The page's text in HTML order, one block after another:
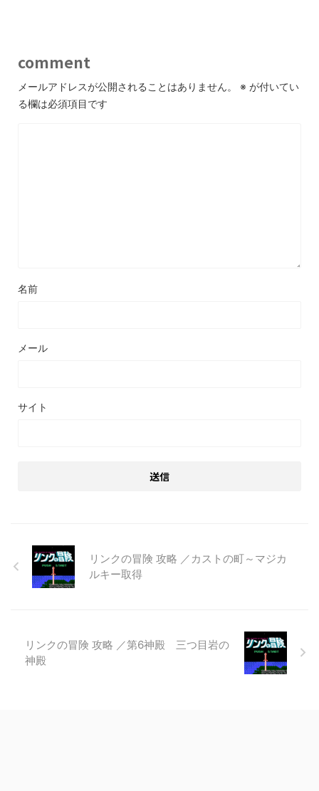
comment
メールアドレスが公開されることはありません。 ※ が付いてい
る欄は必須項目です
名前
メール
サイト
リンクの冒険 攻略 ／カストの町～マジカ
ルキー取得
リンクの冒険 攻略 ／第6神殿 三つ目岩の
神殿